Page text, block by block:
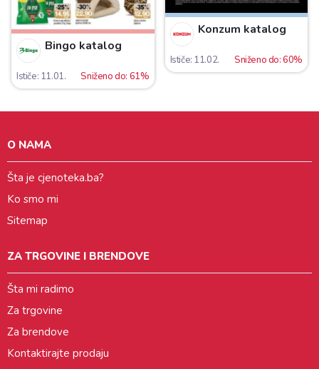
Bingo katalog
Ističe: 11.01. Sniženo do: 61%
Konzum katalog
Ističe: 11.02. Sniženo do: 60%
O NAMA
Šta je cjenoteka.ba?
Ko smo mi
Sitemap
ZA TRGOVINE I BRENDOVE
Šta mi radimo
Za trgovine
Za brendove
Kontaktirajte prodaju